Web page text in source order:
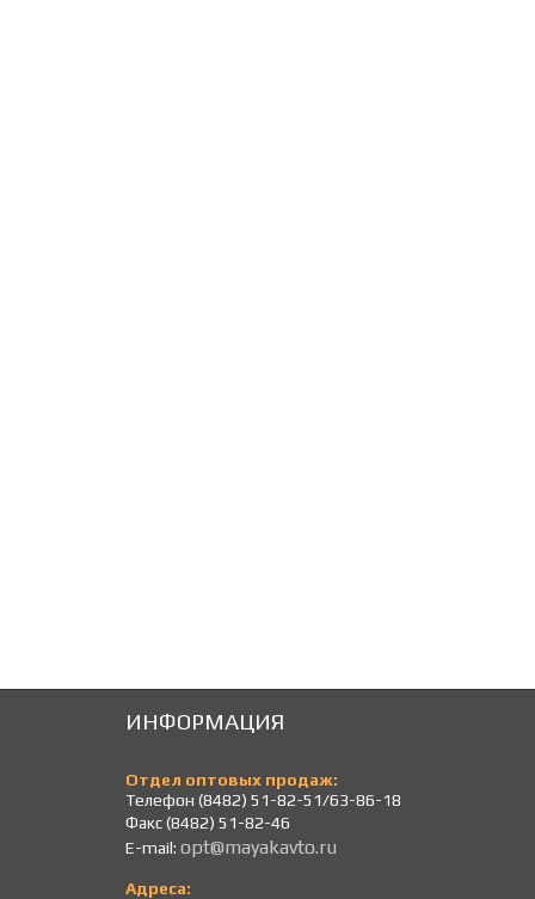
ИНФОРМАЦИЯ
Отдел оптовых продаж:
Телефон (8482) 51-82-51/63-86-18
Факс (8482) 51-82-46
E-mail: opt@mayakavto.ru
Адреса: